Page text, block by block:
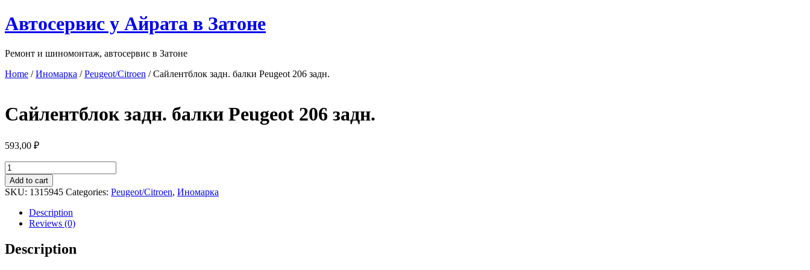
Перейти
к
Автосервис у Айрата в Затоне
Ремонт и шиномонтаж, автосервис в Затоне
Home /Иномарка /Peugeot/Citroen / Сайлентблок задн. балки Peugeot 206 задн.
Сайлентблок задн. балки Peugeot 206 задн.
593,00 ₽
Сайлентблок
задн.
балки
Peugeot
задн.
quantity
Add to cart
SKU: 1315945 Categories: Peugeot/Citroen, Иномарка
Description
Reviews (0)
Description